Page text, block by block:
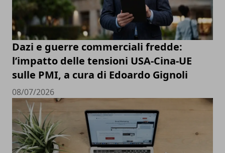
Dazi e guerre commerciali fredde:
l’impatto delle tensioni USA-Cina-UE
sulle PMI, a cura di Edoardo Gignoli
08/07/2026